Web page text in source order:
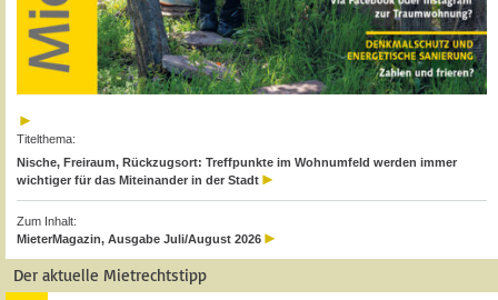
Titelthema:
Nische, Freiraum, Rückzugsort: Treffpunkte im Wohnumfeld werden immer
wichtiger für das Miteinander in der Stadt
Zum Inhalt:
MieterMagazin, Ausgabe Juli/August 2026
Der aktuelle Mietrechtstipp